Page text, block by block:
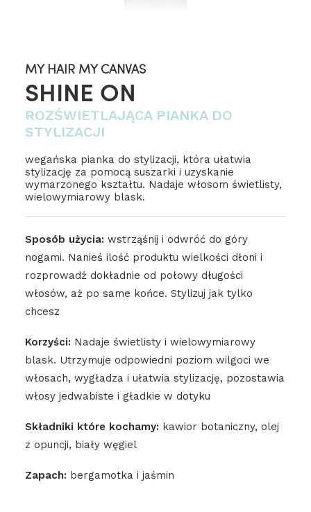
MY HAIR MY CANVAS
SHINE ON
ROZŚWIETLAJĄCA PIANKA DO
STYLIZACJI
wegańska pianka do stylizacji, która ułatwia
stylizację za pomocą suszarki i uzyskanie
wymarzonego kształtu. Nadaje włosom świetlisty,
wielowymiarowy blask.
Sposób użycia: wstrząśnij i odwróć do góry
nogami. Nanieś ilość produktu wielkości dłoni i
rozprowadź dokładnie od połowy długości
włosów, aż po same końce. Stylizuj jak tylko
chcesz
Korzyści: Nadaje świetlisty i wielowymiarowy
blask. Utrzymuje odpowiedni poziom wilgoci we
włosach, wygładza i ułatwia stylizację, pozostawia
włosy jedwabiste i gładkie w dotyku
Składniki które kochamy: kawior botaniczny, olej
z opuncji, biały węgiel
Zapach: bergamotka i jaśmin